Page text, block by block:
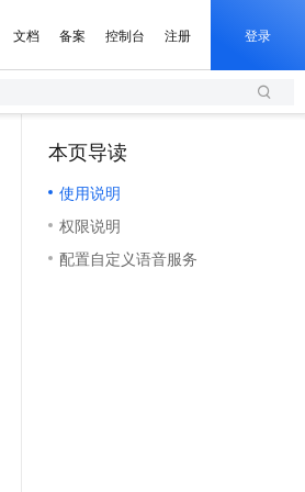
文档 备案 控制台 注册 登录
本页导读
使用说明
权限说明
配置自定义语音服务
轻量应用服务器
数字证书管理服务（原SSL证书）
实现全站HTTPS，呈现可信的WEB访问
一句话生成原生可编辑精美 PPT 文稿
输入一句话想法, 轻松生成专业的 PPT
一键部署幻兽帕鲁游戏服务器
一键购买专属联机服务器，轻松开启游戏
AI 活动
AI 生产力先锋
先锋实践拓展 AI 生产力的边界
飞天发布时刻
所见，即是所愿
阿里云 OPC 创新助力计划
Token 补贴，五大权
益加速 OPC 成功
专业服务
服务伙伴合作计划
Al MaaS 服务伙伴赋能合作
伙伴信用分合作计划
更多支持
开发者社区
加入我们
校园招聘